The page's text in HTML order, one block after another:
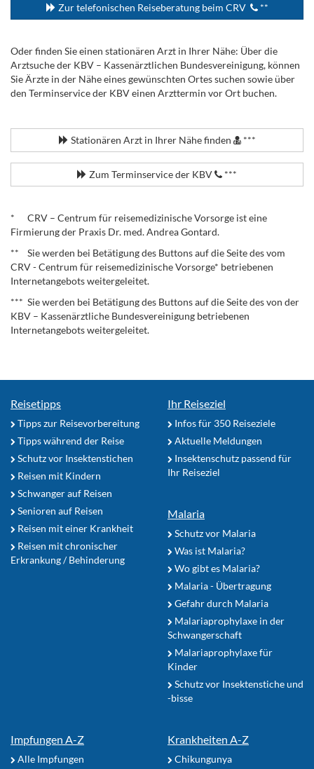
Zur telefonischen Reiseberatung beim CRV **
Oder finden Sie einen stationären Arzt in Ihrer Nähe: Über die
Arztsuche der KBV – Kassenärztlichen Bundesvereinigung, können
Sie Ärzte in der Nähe eines gewünschten Ortes suchen sowie über
den Terminservice der KBV einen Arzttermin vor Ort buchen.
Stationären Arzt in Ihrer Nähe finden ***
Zum Terminservice der KBV ***
* CRV – Centrum für reisemedizinische Vorsorge ist eine
Firmierung der Praxis Dr. med. Andrea Gontard.
** Sie werden bei Betätigung des Buttons auf die Seite des vom
CRV - Centrum für reisemedizinische Vorsorge* betriebenen
Internetangebots weitergeleitet.
*** Sie werden bei Betätigung des Buttons auf die Seite des von der
KBV – Kassenärztliche Bundesvereinigung betriebenen
Internetangebots weitergeleitet.
Reisetipps
Tipps zur Reisevorbereitung
Tipps während der Reise
Schutz vor Insektenstichen
Reisen mit Kindern
Schwanger auf Reisen
Senioren auf Reisen
Reisen mit einer Krankheit
Reisen mit chronischer
Erkrankung / Behinderung
Ihr Reiseziel
Infos für 350 Reiseziele
Aktuelle Meldungen
Insektenschutz passend für
Ihr Reiseziel
Malaria
Schutz vor Malaria
Was ist Malaria?
Wo gibt es Malaria?
Malaria - Übertragung
Gefahr durch Malaria
Malariaprophylaxe in der
Schwangerschaft
Malariaprophylaxe für
Kinder
Schutz vor Insektenstiche und
-bisse
Impfungen A-Z
Alle Impfungen
Krankheiten A-Z
Chikungunya